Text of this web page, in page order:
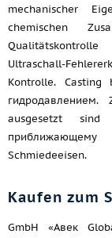
mechanischer
chemischen
Ultraschall-
Kontrolle.
ausgesetzt sind
Schmiedeeisen.
Kaufen zum
GmbH «Авек